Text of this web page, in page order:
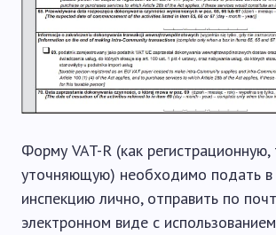
Форму VAT-R (как регистрационную,
уточняющую) необходимо подать в
инспекцию лично, отправить по
электронном виде с использованием